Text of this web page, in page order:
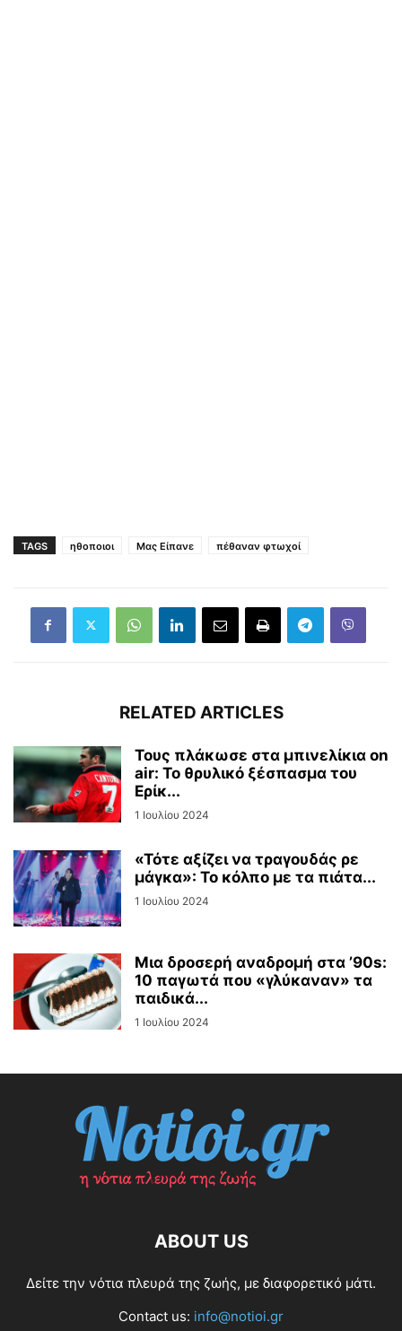
TAGS ηθοποιοι Μας Είπανε πέθαναν φτωχοί
RELATED ARTICLES
Τους πλάκωσε στα μπινελίκια on
air: Το θρυλικό ξέσπασμα του
Ερίκ...
1 Ιουλίου 2024
«Τότε αξίζει να τραγουδάς ρε
μάγκα»: Το κόλπο με τα πιάτα...
1 Ιουλίου 2024
Μια δροσερή αναδρομή στα ’90s:
10 παγωτά που «γλύκαναν» τα
παιδικά...
1 Ιουλίου 2024
ABOUT US
Δείτε την νότια πλευρά της ζωής, με διαφορετικό μάτι.
Contact us: info@notioi.gr